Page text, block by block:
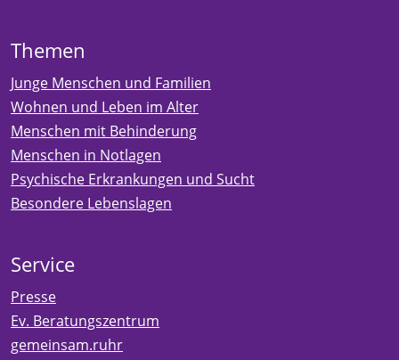
Themen
Junge Menschen und Familien
Wohnen und Leben im Alter
Menschen mit Behinderung
Menschen in Notlagen
Psychische Erkrankungen und Sucht
Besondere Lebenslagen
Service
Presse
Ev. Beratungszentrum
gemeinsam.ruhr